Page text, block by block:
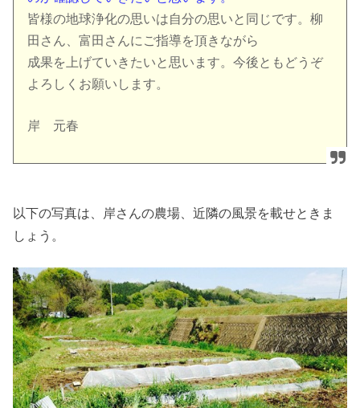
皆様の地球浄化の思いは自分の思いと同じです。柳
田さん、富田さんにご指導を頂きながら
成果を上げていきたいと思います。今後ともどうぞ
よろしくお願いします。
岸 元春
以下の写真は、岸さんの農場、近隣の風景を載せときま
しょう。